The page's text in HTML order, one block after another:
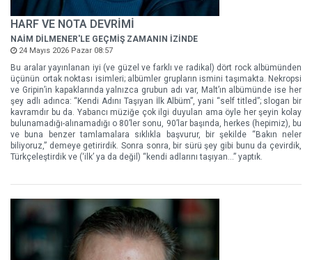
HARF VE NOTA DEVRİMİ
NAİM DİLMENER'LE GEÇMİŞ ZAMANIN İZİNDE
24 Mayıs 2026 Pazar 08:57
Bu aralar yayınlanan iyi (ve güzel ve farklı ve radikal) dört rock albümünden
üçünün ortak noktası isimleri; albümler grupların ismini taşımakta. Nekropsi
ve Gripin’in kapaklarında yalnızca grubun adı var, Malt’ın albümünde ise her
şey adlı adınca: “Kendi Adını Taşıyan İlk Albüm”, yani “self titled”; slogan bir
kavramdır bu da. Yabancı müziğe çok ilgi duyulan ama öyle her şeyin kolay
bulunamadığı-alınamadığı o 80’ler sonu, 90’lar başında, herkes (hepimiz), bu
ve buna benzer tamlamalara sıklıkla başvurur, bir şekilde “Bakın neler
biliyoruz,” demeye getirirdik. Sonra sonra, bir sürü şey gibi bunu da çevirdik,
Türkçeleştirdik ve (‘ilk’ ya da değil) “kendi adlarını taşıyan…” yaptık.